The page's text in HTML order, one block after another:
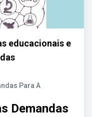
educacionais e
Para A
Demandas